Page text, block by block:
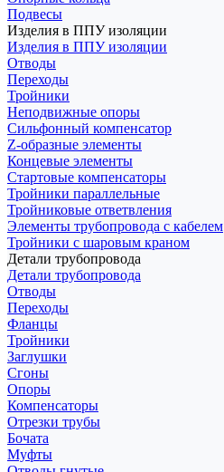
Подвесы
Изделия в ППУ изоляции
Изделия в ППУ изоляции
Отводы
Переходы
Тройники
Неподвижные опоры
Cильфонный компенсатор
Z-образные элементы
Концевые элементы
Стартовые компенсаторы
Тройники параллельные
Тройниковые ответвления
Элементы трубопровода с кабелем
Тройники с шаровым краном
Детали трубопровода
Детали трубопровода
Отводы
Переходы
Фланцы
Тройники
Заглушки
Сгоны
Опоры
Компенсаторы
Отрезки трубы
Бочата
Муфты